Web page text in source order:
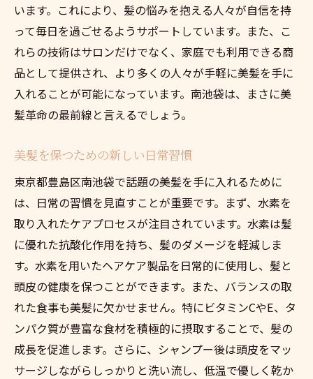
技術革新がもたらすヘアケアの変化
南池袋の美容サロンがリードする新潮流
水素技術の導入によるサロン業界の進化
美髪を追求する人々のニーズに応える
最新の研究成果が示す美容の可能性
水素の力で美髪を取り戻す！南池袋の新しいト
レンド
水素トリートメントの流行背景
南池袋で人気の美容製品レビュー
水素ケアを選ぶ理由を探る
持続可能な美しさを求める人々の声
地元での水素トリートメント体験記
未来の美髪を支える水素の可能性
美髪の鍵は水素にあり！南池袋で見つける新し
い自分
います。これにより、髪の悩みを抱える人々が自信を持
って毎日を過ごせるようサポートしています。また、こ
れらの技術はサロンだけでなく、家庭でも利用できる商
品として提供され、より多くの人々が手軽に美髪を手に
入れることが可能になっています。南池袋は、まさに美
髪革命の最前線と言えるでしょう。
美髪を保つための新しい日常習慣
東京都豊島区南池袋で話題の美髪を手に入れるために
は、日常の習慣を見直すことが重要です。まず、水素を
取り入れたケアプロセスが注目されています。水素は髪
に優れた抗酸化作用を持ち、髪のダメージを軽減しま
す。水素を用いたヘアケア製品を日常的に使用し、髪と
頭皮の健康を保つことができます。また、バランスの取
れた食事も美髪に欠かせません。特にビタミンCやE、タ
ンパク質が豊富な食材を積極的に摂取することで、髪の
成長を促進します。さらに、シャンプー後は頭皮をマッ
サージしながらしっかりと洗い流し、低温で優しく乾か